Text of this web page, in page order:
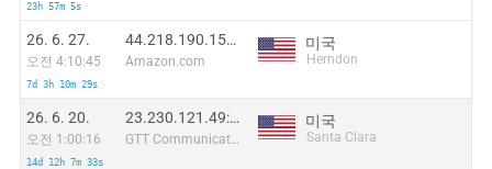
23h 57m 5s
26. 6. 27.
오전 4:10:45
7d 3h 10m 29s
44.218.190.158:10045
Amazon.com
미국
Herndon
26. 6. 20.
오전 1:00:16
14d 12h 7m 33s
23.230.121.49:19076
GTT Communications Inc.
미국
Santa Clara